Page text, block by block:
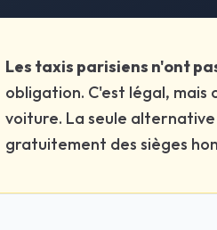
et 2 enfants ?
un taxi seul ?
pour prendre un taxi en
Les taxis parisiens n'ont
obligation. C'est légal, mais
voiture. La seule alternative
gratuitement des sièges